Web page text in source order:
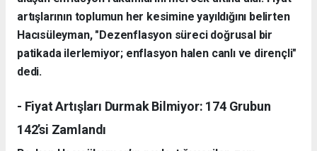
artışlarının toplumun her kesimine yayıldığını belirten
Hacısüleyman, "Dezenflasyon süreci doğrusal bir
patikada ilerlemiyor; enflasyon halen canlı ve dirençli"
dedi.
- Fiyat Artışları Durmak Bilmiyor: 174 Grubun
142’si Zamlandı